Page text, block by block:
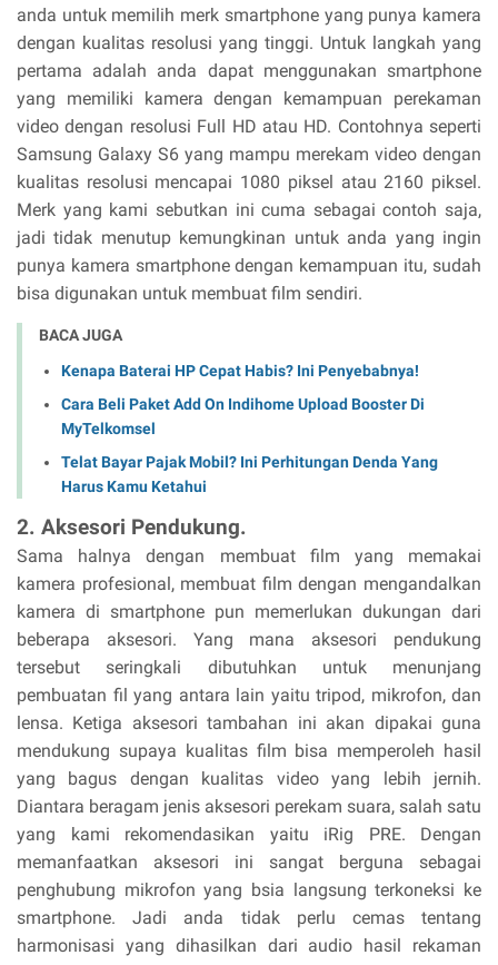
anda untuk memilih merk smartphone yang punya kamera
dengan kualitas resolusi yang tinggi. Untuk langkah yang
pertama adalah anda dapat menggunakan smartphone
yang memiliki kamera dengan kemampuan perekaman
video dengan resolusi Full HD atau HD. Contohnya seperti
Samsung Galaxy S6 yang mampu merekam video dengan
kualitas resolusi mencapai 1080 piksel atau 2160 piksel.
Merk yang kami sebutkan ini cuma sebagai contoh saja,
jadi tidak menutup kemungkinan untuk anda yang ingin
punya kamera smartphone dengan kemampuan itu, sudah
bisa digunakan untuk membuat film sendiri.
BACA JUGA
Kenapa Baterai HP Cepat Habis? Ini Penyebabnya!
Cara Beli Paket Add On Indihome Upload Booster Di
MyTelkomsel
Telat Bayar Pajak Mobil? Ini Perhitungan Denda Yang
Harus Kamu Ketahui
2. Aksesori Pendukung.
Sama halnya dengan membuat film yang memakai
kamera profesional, membuat film dengan mengandalkan
kamera di smartphone pun memerlukan dukungan dari
beberapa aksesori. Yang mana aksesori pendukung
tersebut seringkali dibutuhkan untuk menunjang
pembuatan fil yang antara lain yaitu tripod, mikrofon, dan
lensa. Ketiga aksesori tambahan ini akan dipakai guna
mendukung supaya kualitas film bisa memperoleh hasil
yang bagus dengan kualitas video yang lebih jernih.
Diantara beragam jenis aksesori perekam suara, salah satu
yang kami rekomendasikan yaitu iRig PRE. Dengan
memanfaatkan aksesori ini sangat berguna sebagai
penghubung mikrofon yang bsia langsung terkoneksi ke
smartphone. Jadi anda tidak perlu cemas tentang
harmonisasi yang dihasilkan dari audio hasil rekaman